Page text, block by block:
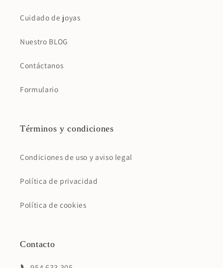
Cuidado de joyas
Nuestro BLOG
Contáctanos
Formulario
Términos y condiciones
Condiciones de uso y aviso legal
Política de privacidad
Política de cookies
Contacto